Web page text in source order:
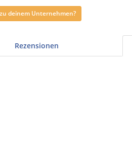
deinem Unternehmen?
Rezensionen